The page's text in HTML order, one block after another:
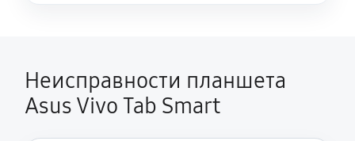
Неисправности планшета
Asus Vivo Tab Smart